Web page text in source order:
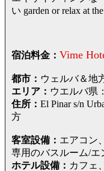
い garden or relax at
宿泊料金： Vime
都市： ウェルバ＆地
エリア： ウエルバ県
住所： El Pinar s/n
方
客室設備： エアコン
専用のバスルーム/エ
ホテル設備： カフェ